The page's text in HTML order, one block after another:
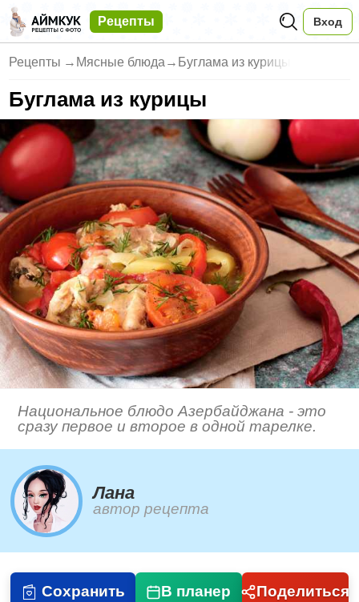
Рецепты Вход
Рецепты → Мясные блюда → Буглама из курицы
Буглама из курицы
Национальное блюдо Азербайджана - это
сразу первое и второе в одной тарелке.
Лана
автор рецепта
Сохранить В планер Поделиться